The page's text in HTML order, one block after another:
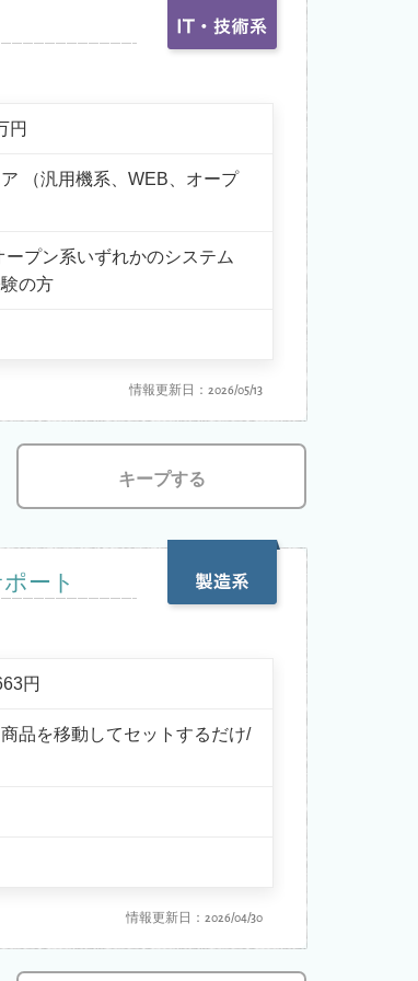
円
（汎用機系、WEB、オープ
プン系いずれかのシステム
の方
情報更新日：2026/05/13
キープする
ート
円
商品を移動してセットするだけ/
情報更新日：2026/04/30